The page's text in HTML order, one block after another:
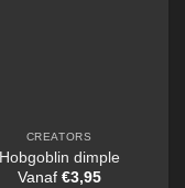
CREATORS
Hobgoblin dimple
Vanaf €3,95